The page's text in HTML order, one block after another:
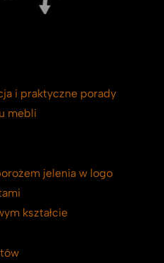
i praktyczne porady
mebli
jelenia w logo
kształcie